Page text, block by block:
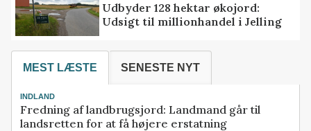
Udbyder 128 hektar økojord:
Udsigt til millionhandel i Jelling
MEST LÆSTE SENESTE NYT
INDLAND
Fredning af landbrugsjord: Landmand går til
landsretten for at få højere erstatning